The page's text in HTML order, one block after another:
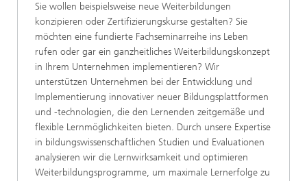
Sie wollen beispielsweise neue Weiterbildungen
konzipieren oder Zertifizierungskurse gestalten? Sie
möchten eine fundierte Fachseminarreihe ins Leben
rufen oder gar ein ganzheitliches Weiterbildungskonzept
in Ihrem Unternehmen implementieren? Wir
unterstützen Unternehmen bei der Entwicklung und
Implementierung innovativer neuer Bildungsplattformen
und -technologien, die den Lernenden zeitgemäße und
flexible Lernmöglichkeiten bieten. Durch unsere Expertise
in bildungswissenschaftlichen Studien und Evaluationen
analysieren wir die Lernwirksamkeit und optimieren
Weiterbildungsprogramme, um maximale Lernerfolge zu